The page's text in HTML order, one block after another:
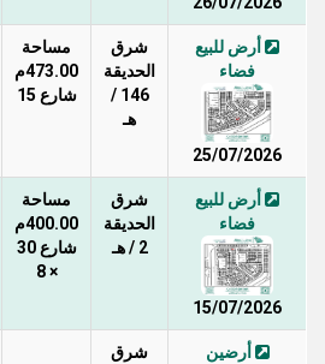
أرض للبيع
فضاء
25/07/2026
شرق
الحديقة
146 /
هـ
مساحة
473.00م
شارع 15
أرض للبيع
فضاء
15/07/2026
شرق
الحديقة
2 / هـ
مساحة
400.00م
شارع 30
× 8
أرضين
شرق